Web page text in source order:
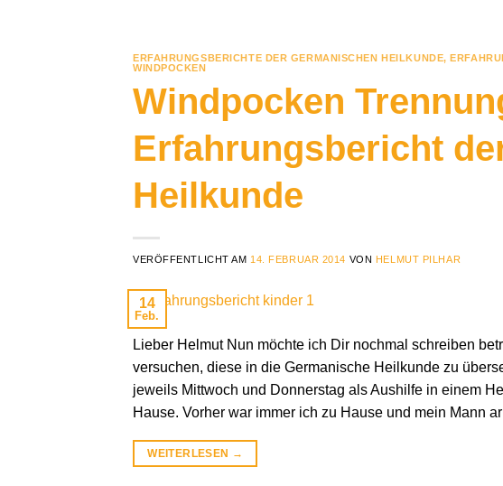
ERFAHRUNGSBERICHTE DER GERMANISCHEN HEILKUNDE,
WINDPOCKEN
Windpocken
Erfahrungsbericht
Heilkunde
VERÖFFENTLICHT AM 14. FEBRUAR 2014 VON HELMUT PILHAR
14
Feb.
Lieber Helmut Nun möchte ich Dir nochmal schreiben
versuchen, diese in die Germanische Heilkunde zu
jeweils Mittwoch und Donnerstag als Aushilfe in einem
Hause. Vorher war immer ich zu Hause und mein Mann
WEITERLESEN →